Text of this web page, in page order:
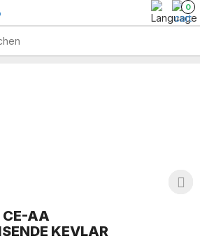
0
CE-AA
KEVLAR